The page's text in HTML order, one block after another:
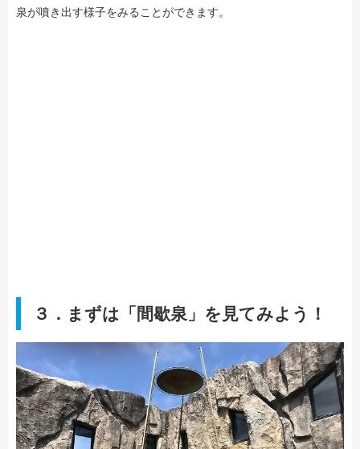
泉が噴き出す様子をみることができます。
３．まずは「間歇泉」を見てみよう！